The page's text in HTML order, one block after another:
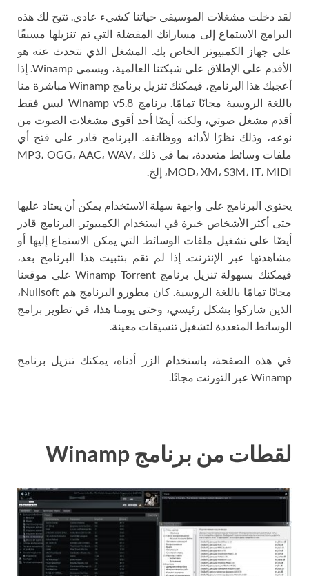
لقد دخلت مشغلات الموسيقى حياتنا كشيء عادي. تتيح لك هذه
البرامج الاستماع إلى مساراتك المفضلة التي تم تنزيلها مسبقًا
على جهاز الكمبيوتر الخاص بك. المشغل الذي نتحدث عنه هو
الأقدم على الإطلاق على شبكتنا العالمية، ويسمى Winamp. إذا
أعجبك هذا البرنامج، فيمكنك تنزيل برنامج Winamp مباشرة منا
باللغة الروسية مجانًا تمامًا. برنامج Winamp v5.8 ليس فقط
أقدم مشغل صوتي، ولكنه أيضًا أحد أقوى مشغلات الصوت من
نوعه، وذلك نظرًا لأدائه ووظائفه. البرنامج قادر على فتح أي
ملفات وسائط متعددة، بما في ذلك MP3، OGG، AAC، WAV،
MOD، XM، S3M، IT، MIDI، إلخ.
يحتوي البرنامج على واجهة سهلة الاستخدام يمكن أن يعتاد عليها
حتى أكثر الأشخاص خبرة في استخدام الكمبيوتر. البرنامج قادر
أيضًا على تشغيل ملفات الوسائط التي يمكن الاستماع إليها أو
مشاهدتها عبر الإنترنت. إذا لم تقم بتثبيت هذا البرنامج بعد،
فيمكنك بسهولة تنزيل برنامج Winamp Torrent على موقعنا
مجانًا تمامًا باللغة الروسية. كان مطورو البرنامج هم Nullsoft،
الذين شاركوا بشكل رئيسي، وحتى يومنا هذا، في تطوير برامج
الوسائط المتعددة لتشغيل تنسيقات معينة.
في هذه الصفحة، باستخدام الزر أدناه، يمكنك تنزيل برنامج
Winamp عبر التورنت مجانًا.
لقطات من برنامج Winamp